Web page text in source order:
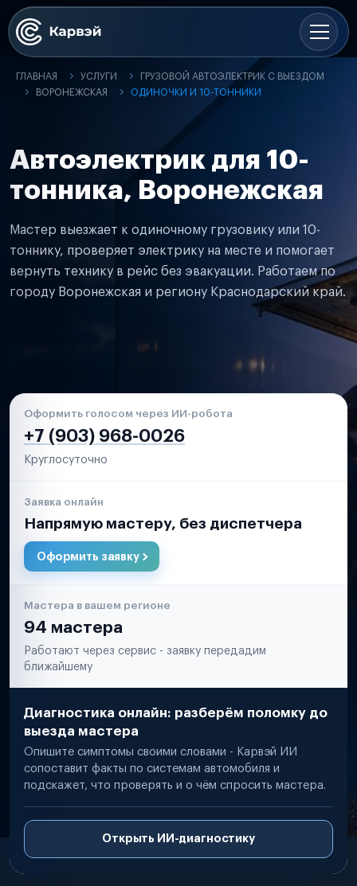
ГЛАВНАЯ УСЛУГИ
ГРУЗОВОЙ АВТОЭЛЕКТРИК С ВЫЕЗДОМ
ВОРОНЕЖСКАЯ
ОДИНОЧКИ И 10-ТОННИКИ
Автоэлектрик для 10-
тонника, Воронежская
Мастер выезжает к одиночному грузовику или 10-
тоннику, проверяет электрику на месте и помогает
вернуть технику в рейс без эвакуации. Работаем по
городу Воронежская и региону Краснодарский край.
Оформить голосом через ИИ-робота
+7 (903) 968-0026
Круглосуточно
Заявка онлайн
Напрямую мастеру, без диспетчера
Оформить заявку
Мастера в вашем регионе
94 мастера
Работают через сервис - заявку передадим
ближайшему
Диагностика онлайн: разберём поломку до
выезда мастера
Опишите симптомы своими словами - Карвэй ИИ
сопоставит факты по системам автомобиля и
подскажет, что проверять и о чём спросить мастера.
Открыть ИИ-диагностику